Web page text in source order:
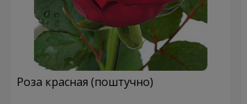
Роза красная (поштучно)